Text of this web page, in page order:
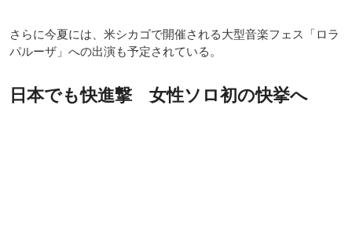
さらに今夏には、米シカゴで開催される大型音楽フェス「ロラ
パルーザ」への出演も予定されている。
日本でも快進撃 女性ソロ初の快挙へ